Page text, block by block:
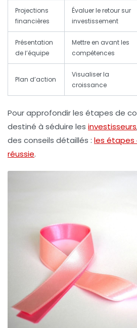
Projections
financières
Évaluer le retour sur
investissement
Présentation
de l’équipe
Mettre en avant les
compétences
Plan d’action
Visualiser la
croissance
Pour approfondir les étapes de
destiné à séduire les investisseurs
des conseils détaillés : les étapes
réussie.